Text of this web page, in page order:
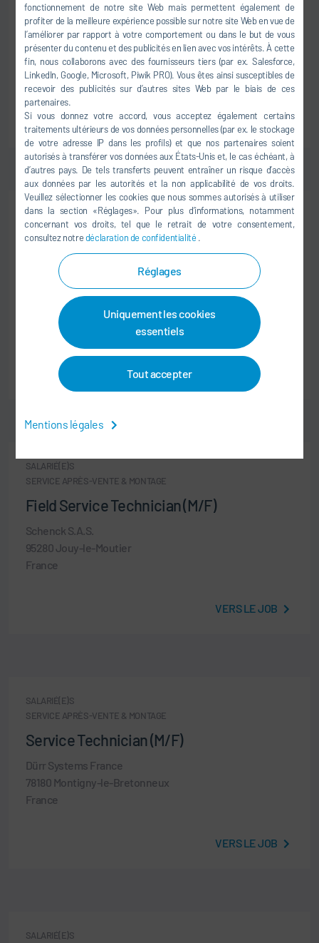
fonctionnement de notre site Web mais permettent également de
profiter de la meilleure expérience possible sur notre site Web en vue de
l’améliorer par rapport à votre comportement ou dans le but de vous
présenter du contenu et des publicités en lien avec vos intérêts. À cette
fin, nous collaborons avec des fournisseurs tiers (par ex. Salesforce,
LinkedIn, Google, Microsoft, Piwik PRO). Vous êtes ainsi susceptibles de
recevoir des publicités sur d’autres sites Web par le biais de ces
partenaires.
Si vous donnez votre accord, vous acceptez également certains
traitements ultérieurs de vos données personnelles (par ex. le stockage
de votre adresse IP dans les profils) et que nos partenaires soient
autorisés à transférer vos données aux États-Unis et, le cas échéant, à
d’autres pays. De tels transferts peuvent entraîner un risque d’accès
aux données par les autorités et la non applicabilité de vos droits.
Veuillez sélectionner les cookies que nous sommes autorisés à utiliser
dans la section «Réglages». Pour plus d’informations, notamment
concernant vos droits, tel que le retrait de votre consentement,
consultez notredéclaration de confidentialité .
Réglages
Uniquement les cookies
essentiels
Tout accepter
Mentions légales
IT Project Manager
Dürr IT Services India
201 305 Noida
Inde
VERS LE JOB
SALARIÉ(E)S
LOGISTIQUE & ACHATS
German Speaking Operational Buyer for
Material Management (MM) Team
Dürr Group Services, India
201 305 Noida
VERS LE JOB
SALARIÉ(E)S
SERVICE APRÈS-VENTE & MONTAGE
Field Service Technician (M/F)
Schenck S.A.S.
95280 Jouy-le-Moutier
France
VERS LE JOB
SALARIÉ(E)S
SERVICE APRÈS-VENTE & MONTAGE
Service Technician (M/F)
Dürr Systems France
78180 Montigny-le-Bretonneux
France
VERS LE JOB
SALARIÉ(E)S